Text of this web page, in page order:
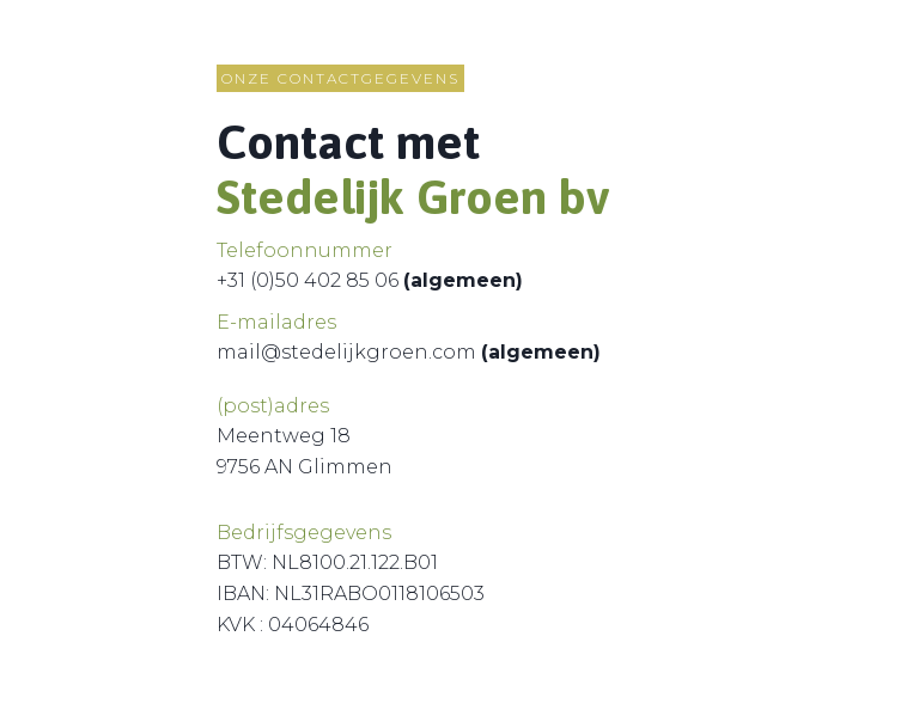
ONZE CONTACTGEGEVENS
Contact met
Stedelijk Groen bv
Telefoonnummer
+31 (0)50 402 85 06 (algemeen)
E-mailadres
mail@stedelijkgroen.com (algemeen)
(post)adres
Meentweg 18
9756 AN Glimmen
Bedrijfsgegevens
BTW: NL8100.21.122.B01
IBAN: NL31RABO0118106503
KVK : 04064846